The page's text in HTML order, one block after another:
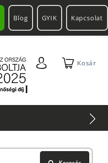
Blog GYIK Kapcsolat
Kosár